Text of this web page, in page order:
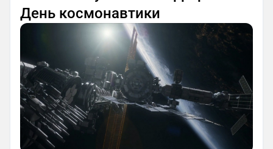
День космонавтики